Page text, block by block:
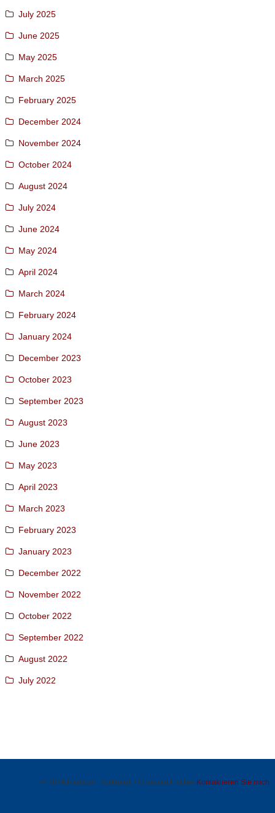
July 2025
June 2025
May 2025
March 2025
February 2025
December 2024
November 2024
October 2024
August 2024
July 2024
June 2024
May 2024
April 2024
March 2024
February 2024
January 2024
December 2023
October 2023
September 2023
August 2023
June 2023
May 2023
April 2023
March 2023
February 2023
January 2023
December 2022
November 2022
October 2022
September 2022
August 2022
July 2022
© 2026 Radsport Burkhardt - Christian Fischer Kontaktieren Sie mich